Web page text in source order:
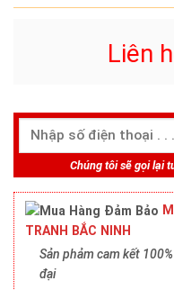
Liên
Chúng tôi sẽ gọi lại
TRANH BẮC NINH
Sản phảm cam kết
đại